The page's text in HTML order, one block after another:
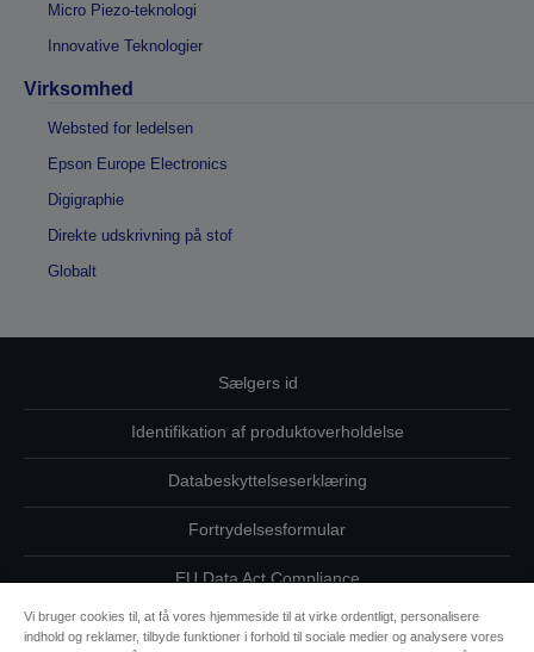
Micro Piezo-teknologi
Innovative Teknologier
Virksomhed
Websted for ledelsen
Epson Europe Electronics
Digigraphie
Direkte udskrivning på stof
Globalt
Sælgers id
Identifikation af produktoverholdelse
Databeskyttelseserklæring
Fortrydelsesformular
EU Data Act Compliance
Kontakt os vedrørende dine data
Vi bruger cookies til, at få vores hjemmeside til at virke ordentligt, personalisere
indhold og reklamer, tilbyde funktioner i forhold til sociale medier og analysere vores